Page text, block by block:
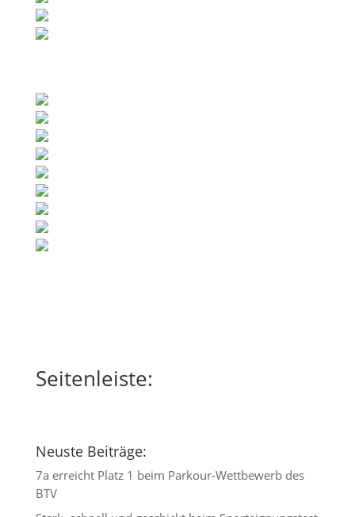
Seitenleiste:
Neuste Beiträge:
7a erreicht Platz 1 beim Parkour-Wettbewerb des
BTV